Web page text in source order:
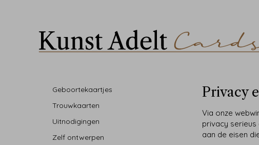
Geboortekaartjes
Trouwkaarten
Uitnodigingen
Zelf ontwerpen
Privacy
Via onze
privacy
aan de eisen